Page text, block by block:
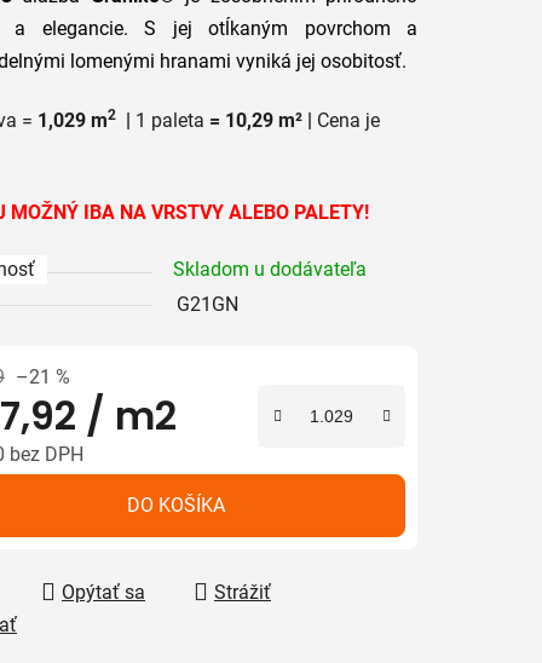
a elegancie. S jej otĺkaným povrchom a
lomenými hranami vyniká jej osobitosť.
= 1,029 m2 | 1 paleta = 10,29 m² | Cena je
MOŽNÝ IBA NA VRSTVY ALEBO PALETY!
Skladom u dodávateľa
G21GN
–21 %
/ m2
bez DPH
DO KOŠÍKA
Opýtať sa
Strážiť